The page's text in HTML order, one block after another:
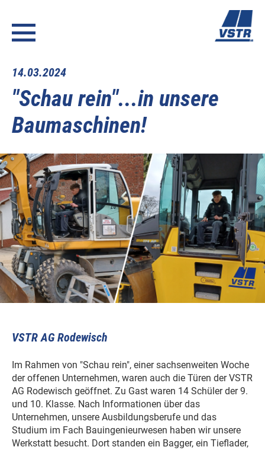
14.03.2024
"Schau rein"...in unsere
Baumaschinen!
VSTR AG Rodewisch
Im Rahmen von "Schau rein", einer sachsenweiten Woche
der offenen Unternehmen, waren auch die Türen der VSTR
AG Rodewisch geöffnet. Zu Gast waren 14 Schüler der 9.
und 10. Klasse. Nach Informationen über das
Unternehmen, unsere Ausbildungsberufe und das
Studium im Fach Bauingenieurwesen haben wir unsere
Werkstatt besucht. Dort standen ein Bagger, ein Tieflader,